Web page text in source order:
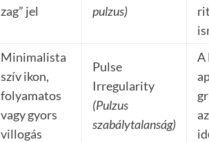
zag” jel
pulzus)
Minimalista
szív ikon,
folyamatos
vagy gyors
villogás
Pulse
Irregularity
(Pulzus
szabálytalanság)
A